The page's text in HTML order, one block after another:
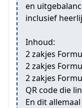
en
inclusief
Inhoud:
2 zakjes
2 zakjes
2 zakjes
QR code die
En dit